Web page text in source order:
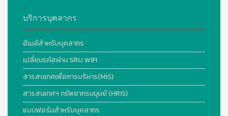
บริการบุคลากร
อีเมล์สำหรับบุคลากร
เปลี่ยนรหัสผ่าน SRU WIFI
สารสนเทศเพื่อการบริหาร(MIS)
สารสนเทศฯ ทรัพยากรมนุษย์ (HRIS)
แบบฟอร์มสำหรับบุคลากร